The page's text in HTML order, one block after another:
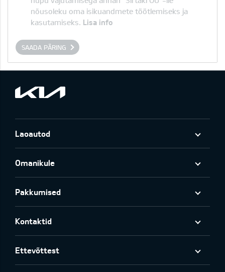
nõusoleku oma isikuandmete töötlemiseks ja
kasutamiseks. Lisa info
SAADA PÄRING
Laoautod
Omanikule
Pakkumised
Kontaktid
Ettevõttest